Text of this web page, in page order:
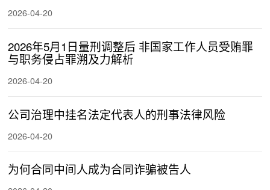
2026-04-20
2026年5月1日量刑调整后 非国家工作人员受贿罪
与职务侵占罪溯及力解析
2026-04-20
公司治理中挂名法定代表人的刑事法律风险
2026-04-20
为何合同中间人成为合同诈骗被告人